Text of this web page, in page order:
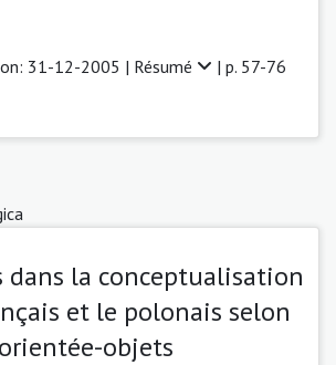
31-12-2005 | Résumé | p. 57-76
dans la conceptualisation
et le polonais selon
objets